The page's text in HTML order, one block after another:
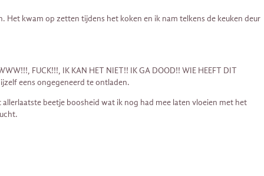
Het kwam op zetten tijdens het koken en ik nam telkens de keuken deur
FUCK!!!, IK KAN HET NIET!! IK GA DOOD!! WIE HEEFT DIT
eens ongegeneerd te ontladen.
beetje boosheid wat ik nog had mee laten vloeien met het